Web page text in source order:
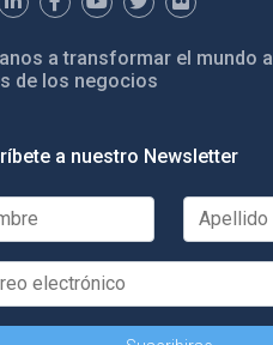
a transformar el mundo a
de los negocios
a nuestro Newsletter